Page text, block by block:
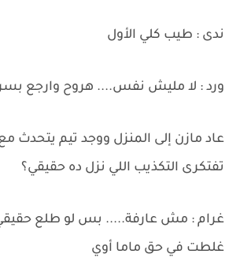
ندى : طيب كلي الأول
ورد : لا مليش نفس.... هروح وارجع
عاد مازن إلى المنزل ووجد تيم يتحدث
تفتكرى التكذيب اللي نزل ده حقيقي؟
غرام : مش عارفة..... بس لو طلع حقيقي
غلطت في حق ماما أوي